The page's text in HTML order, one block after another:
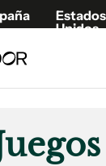
Estados
Unidos